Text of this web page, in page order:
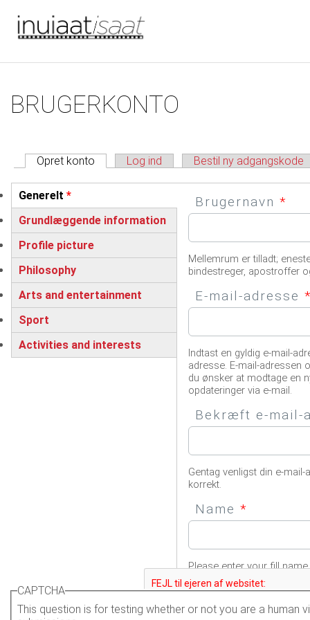
Du er her
BRUGERKONTO
Primære faneblade
Opret konto (aktiv fane)Log ind Bestil ny adgangskode
Vertikale faneblade
Generelt *
(active tab)
Grundlæggende information
Profile picture
Philosophy
Arts and entertainment
Sport
Activities and interests
Brugernavn *
Mellemrum er tilladt;
bindestreger, apostroffer
E-mail-adresse
Indtast en gyldig e-mail-
adresse. E-mail-adressen
du ønsker at modtage en
opdateringer via e-mail.
Bekræft e-mail-
Gentag venligst din e-
korrekt.
Name *
Please enter your fill
CAPTCHA
This question is for testing whether or not you are a human